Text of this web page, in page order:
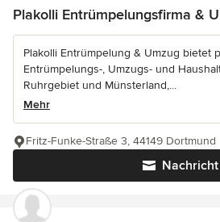
Plakolli Entrümpelungsfirma &
Plakolli Entrümpelung & Umzug bietet
Entrümpelungs-, Umzugs- und
Ruhrgebiet und Münsterland,...
Mehr
Nachricht
Fritz-Funke-Straße 3, 44149 Dortmund